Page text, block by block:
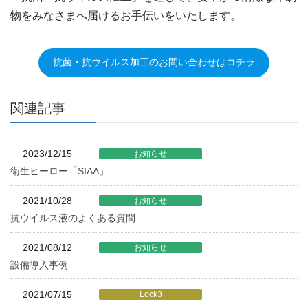
物をみなさまへ届けるお手伝いをいたします。
抗菌・抗ウイルス加工のお問い合わせはコチラ
関連記事
2023/12/15 お知らせ
衛生ヒーロー「SIAA」
2021/10/28 お知らせ
抗ウイルス液のよくある質問
2021/08/12 お知らせ
設備導入事例
2021/07/15 Lock3